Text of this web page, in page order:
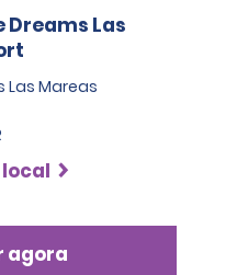
Las
Las Mareas
agora